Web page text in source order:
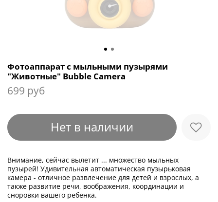
Фотоаппарат с мыльными пузырями
"Животные" Bubble Camera
699 руб
Нет в наличии
Внимание, сейчас вылетит ... множество мыльных
пузырей! Удивительная автоматическая пузырьковая
камера - отличное развлечение для детей и взрослых, а
также развитие речи, воображения, координации и
сноровки вашего ребенка.